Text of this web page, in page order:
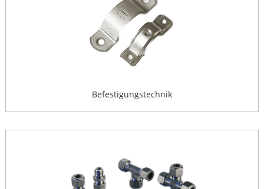
Befestigungstechnik